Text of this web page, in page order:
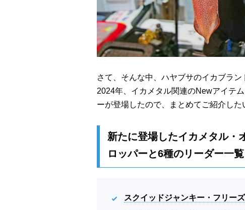
さて、そんな中、ハヤブサのイカブラ
2024年、イカメタル関連のNewアイテ
ーが登場したので、まとめてご紹介した
新たに登場したイカメタル・
ロッパーと6種のリーダー一覧
スクイッドジャンキー・フリー